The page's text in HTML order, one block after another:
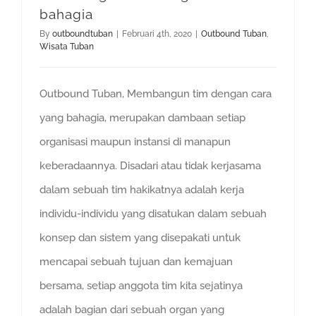
bahagia
By outboundtuban Februari 4th, 2020 Outbound Tuban,
Wisata Tuban
Outbound Tuban, Membangun tim dengan cara
yang bahagia, merupakan dambaan setiap
organisasi maupun instansi di manapun
keberadaannya. Disadari atau tidak kerjasama
dalam sebuah tim hakikatnya adalah kerja
individu-individu yang disatukan dalam sebuah
konsep dan sistem yang disepakati untuk
mencapai sebuah tujuan dan kemajuan
bersama, setiap anggota tim kita sejatinya
adalah bagian dari sebuah organ yang